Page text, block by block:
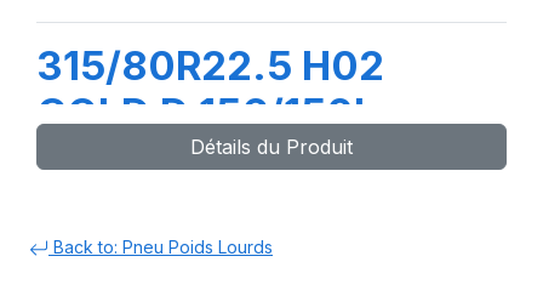
315/80R22.5 H02
COLD D 156/150L
(M+S)
Détails du Produit
Back to: Pneu Poids Lourds